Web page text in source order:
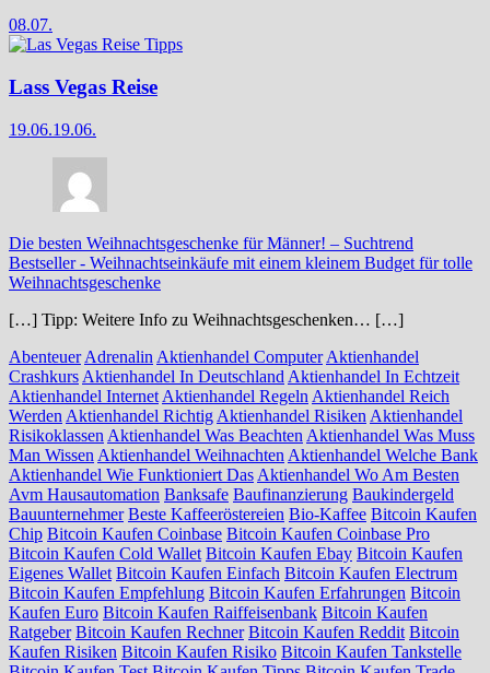
08.07.
Lass Vegas Reise
19.06.19.06.
Die besten Weihnachtsgeschenke für Männer! – Suchtrend
Bestseller- Weihnachtseinkäufe mit einem kleinem Budget für tolle
Weihnachtsgeschenke
[…] Tipp: Weitere Info zu Weihnachtsgeschenken… […]
Abenteuer Adrenalin Aktienhandel Computer Aktienhandel
Crashkurs Aktienhandel In Deutschland Aktienhandel In Echtzeit
Aktienhandel Internet Aktienhandel Regeln Aktienhandel Reich
Werden Aktienhandel Richtig Aktienhandel Risiken Aktienhandel
Risikoklassen Aktienhandel Was Beachten Aktienhandel Was Muss
Man Wissen Aktienhandel Weihnachten Aktienhandel Welche Bank
Aktienhandel Wie Funktioniert Das Aktienhandel Wo Am Besten
Avm Hausautomation Banksafe Baufinanzierung Baukindergeld
Bauunternehmer Beste Kaffeeröstereien Bio-Kaffee Bitcoin Kaufen
Chip Bitcoin Kaufen Coinbase Bitcoin Kaufen Coinbase Pro
Bitcoin Kaufen Cold Wallet Bitcoin Kaufen Ebay Bitcoin Kaufen
Eigenes Wallet Bitcoin Kaufen Einfach Bitcoin Kaufen Electrum
Bitcoin Kaufen Empfehlung Bitcoin Kaufen Erfahrungen Bitcoin
Kaufen Euro Bitcoin Kaufen Raiffeisenbank Bitcoin Kaufen
Ratgeber Bitcoin Kaufen Rechner Bitcoin Kaufen Reddit Bitcoin
Kaufen Risiken Bitcoin Kaufen Risiko Bitcoin Kaufen Tankstelle